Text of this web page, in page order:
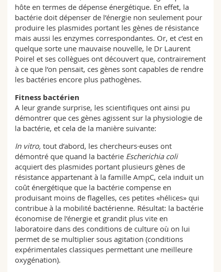
hôte en termes de dépense énergétique. En effet, la
bactérie doit dépenser de l’énergie non seulement pour
produire les plasmides portant les gènes de résistance
mais aussi les enzymes correspondantes. Or, et c’est en
quelque sorte une mauvaise nouvelle, le Dr Laurent
Poirel et ses collègues ont découvert que, contrairement
à ce que l’on pensait, ces gènes sont capables de rendre
les bactéries encore plus pathogènes.
Fitness bactérien
A leur grande surprise, les scientifiques ont ainsi pu
démontrer que ces gènes agissent sur la physiologie de
la bactérie, et cela de la manière suivante:
In vitro, tout d’abord, les chercheurs·euses ont
démontré que quand la bactérie Escherichia coli
acquiert des plasmides portant plusieurs gènes de
résistance appartenant à la famille AmpC, cela induit un
coût énergétique que la bactérie compense en
produisant moins de flagelles, ces petites «hélices» qui
contribue à la mobilité bactérienne. Résultat: la bactérie
économise de l’énergie et grandit plus vite en
laboratoire dans des conditions de culture où on lui
permet de se multiplier sous agitation (conditions
expérimentales classiques permettant une meilleure
oxygénation).